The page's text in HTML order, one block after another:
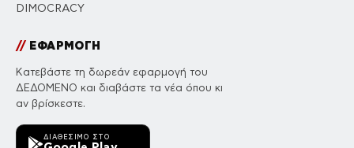
DIMOCRACY
//ΕΦΑΡΜΟΓΗ
Κατεβάστε τη δωρεάν εφαρμογή του
ΔΕΔΟΜΕΝΟ και διαβάστε τα νέα όπου κι
αν βρίσκεστε.
ΔΙΑΘΈΣΙΜΟ ΣΤΟ